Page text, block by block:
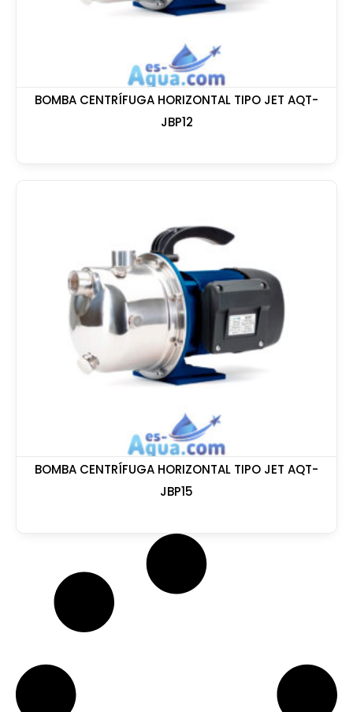
BOMBA CENTRÍFUGA HORIZONTAL TIPO JET AQT-
JBP12
BOMBA CENTRÍFUGA HORIZONTAL TIPO JET AQT-
JBP15